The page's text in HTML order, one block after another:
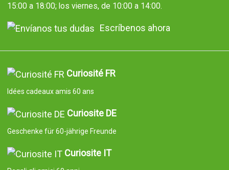
15:00 a 18:00; los viernes, de 10:00 a 14:00.
Escríbenos ahora
Curiosité FR
Idées cadeaux amis 60 ans
Curiosite DE
Geschenke für 60-jährige Freunde
Curiosite IT